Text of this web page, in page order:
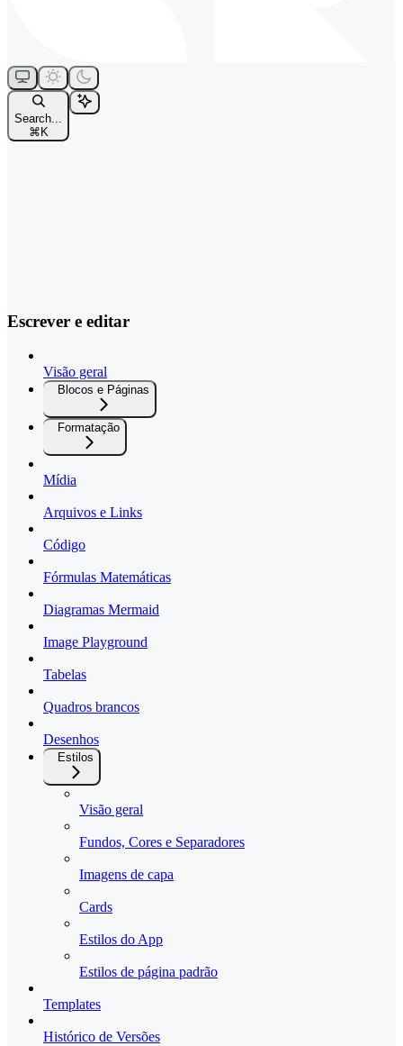
Search...
⌘ K
Escrever e editar
Visão geral
Blocos e Páginas
Formatação
Mídia
Arquivos e Links
Código
Fórmulas Matemáticas
Diagramas Mermaid
Image Playground
Tabelas
Quadros brancos
Desenhos
Estilos
Visão geral
Fundos, Cores e Separadores
Imagens de capa
Cards
Estilos do App
Estilos de página padrão
Templates
Histórico de Versões